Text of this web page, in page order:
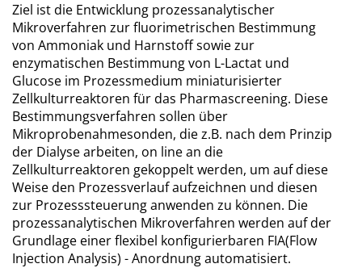
Ziel ist die Entwicklung prozessanalytischer
Mikroverfahren zur fluorimetrischen Bestimmung
von Ammoniak und Harnstoff sowie zur
enzymatischen Bestimmung von L-Lactat und
Glucose im Prozessmedium miniaturisierter
Zellkulturreaktoren für das Pharmascreening. Diese
Bestim­mungsverfahren sollen über
Mikroprobenahmesonden, die z.B. nach dem Prinzip
der Dialyse arbeiten, on line an die
Zellkulturreaktoren gekoppelt werden, um auf diese
Weise den Prozessverlauf aufzeichnen und diesen
zur Prozesssteuerung anwenden zu können. Die
prozessanalytischen Mikroverfahren werden auf der
Grundlage einer flexibel konfigurierbaren FIA(Flow
Injection Analysis) - Anordnung automatisiert.